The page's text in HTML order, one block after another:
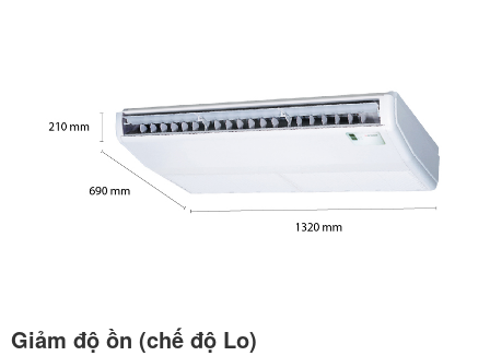
Giảm độ ồn (chế độ Lo)